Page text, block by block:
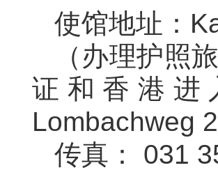
使馆地址：
（办理护照
证和香港进
Lombachweg
传真： 031